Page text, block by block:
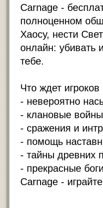
Carnage -
полноценном
Хаосу, нести
онлайн: убивать
тебе.
Что ждет
- невероятно
- клановые
- сражения и
- помощь
- тайны древних
- прекрасные
Carnage -